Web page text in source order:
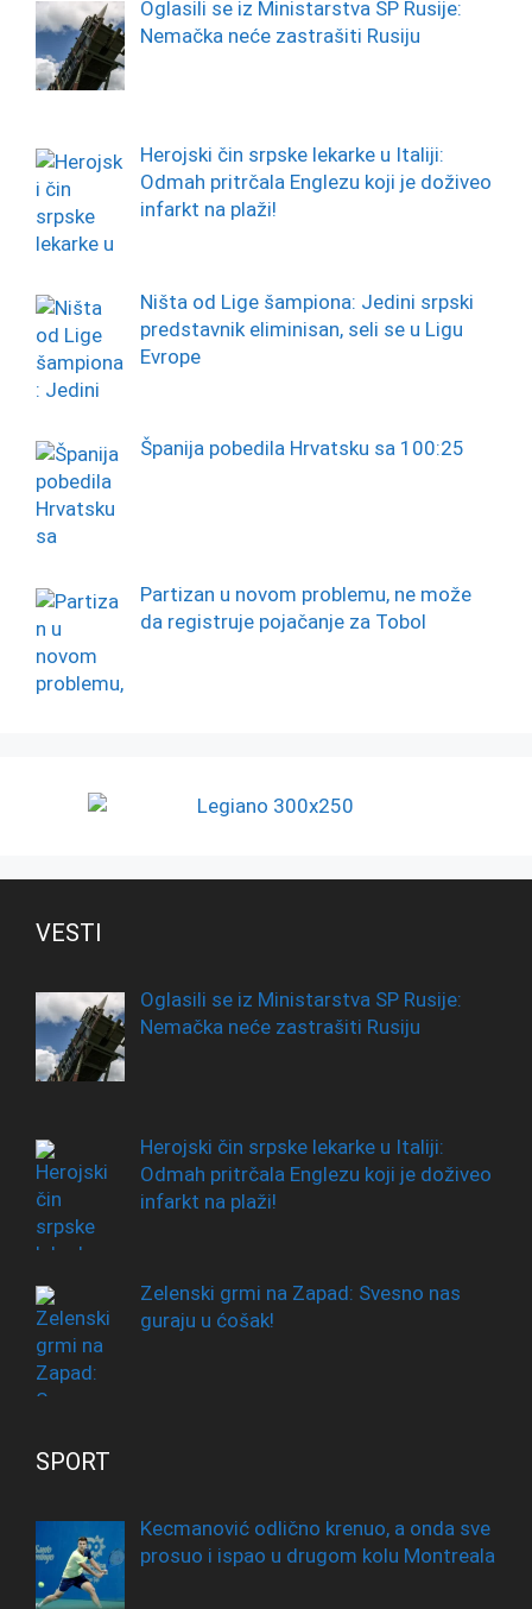
Oglasili se iz Ministarstva SP Rusije:
Nemačka neće zastrašiti Rusiju
Herojski čin srpske lekarke u Italiji:
Odmah pritrčala Englezu koji je doživeo
infarkt na plaži!
Ništa od Lige šampiona: Jedini srpski
predstavnik eliminisan, seli se u Ligu
Evrope
Španija pobedila Hrvatsku sa 100:25
Partizan u novom problemu, ne može
da registruje pojačanje za Tobol
VESTI
Oglasili se iz Ministarstva SP Rusije:
Nemačka neće zastrašiti Rusiju
Herojski čin srpske lekarke u Italiji:
Odmah pritrčala Englezu koji je doživeo
infarkt na plaži!
Zelenski grmi na Zapad: Svesno nas
guraju u ćošak!
SPORT
Kecmanović odlično krenuo, a onda sve
prosuo i ispao u drugom kolu Montreala